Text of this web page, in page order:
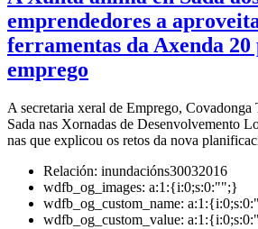
emprendedores a
ferramentas da Axenda
emprego
A secretaria xeral de Emprego, Covadonga
Sada nas Xornadas de Desenvolvemento
nas que explicou os retos da nova
Relación: inundacións30032016
wdfb_og_images: a:1:{i:0;s:0:"";}
wdfb_og_custom_name:
wdfb_og_custom_value: